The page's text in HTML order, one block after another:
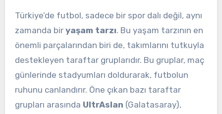
Türkiye’de futbol, sadece bir spor dalı değil, aynı
zamanda bir yaşam tarzı. Bu yaşam tarzının en
önemli parçalarından biri de, takımlarını tutkuyla
destekleyen taraftar gruplarıdır. Bu gruplar, maç
günlerinde stadyumları doldurarak, futbolun
ruhunu canlandırır. Öne çıkan bazı taraftar
grupları arasında UltrAslan (Galatasaray),